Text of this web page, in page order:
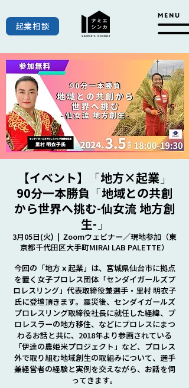
起業相談
【イベント】「地方×起業」
90分一本勝負「地域との共創
から世界へ挑む-仙女流 地方創
生-」
3月05日(火)
Zoomウェビナー／現地参加（東
京都千代田区大手町MIRAI LAB PALETTE）
今回の「地方ｘ起業」は、宮城県仙台市に拠点
を置く女子プロレス団体「センダイガールズプ
ロレスリング」代表取締役兼選手・里村 明衣子
氏に登壇頂きます。震災後、センダイガールズ
プロレスリング取締役社長に就任した経緯、プ
ロレスラーの地方移住、などにプロレスにまつ
わるお話と共に、2018年より参画されている
「伊達の農姫米プロジェクト」など、プロレス
外で取り組む地域創生の取組みについて、選手
兼経営者の経験と実例を交えながら、お話を伺
ってきます。